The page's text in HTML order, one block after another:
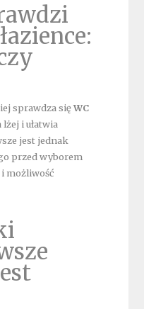
sprawdza sięWC
i ułatwia
jest jednak
przed wyborem
możliwość